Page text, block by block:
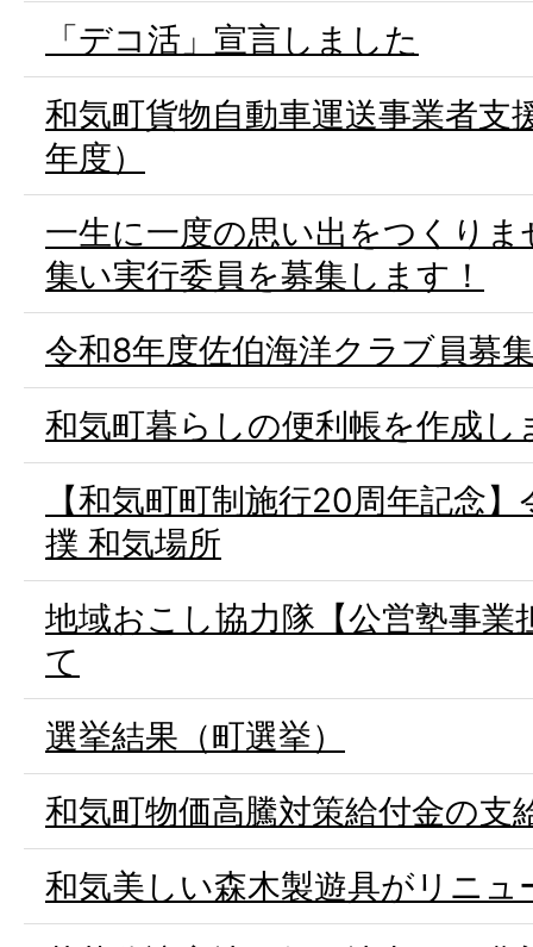
「デコ活」宣言しました
和気町貨物自動車運送事業者支
年度）
一生に一度の思い出をつくり
集い実行委員を募集します！
令和8年度佐伯海洋クラブ員募
和気町暮らしの便利帳を作成し
【和気町町制施行20周年記念
撲 和気場所
地域おこし協力隊【公営塾事業
て
選挙結果（町選挙）
和気町物価高騰対策給付金の支
和気美しい森木製遊具がリニ